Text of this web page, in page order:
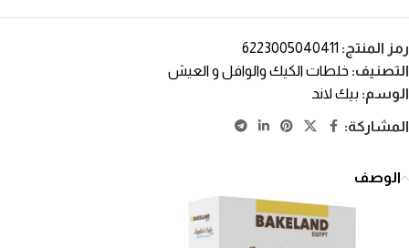
رمز المنتج: 6223005040411
التصنيف: خلطات الكيك والوافل و العيش
الوسم: بيك لاند
المشاركة:
الوصف